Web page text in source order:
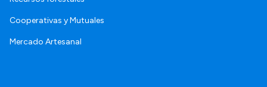
Cooperativas y Mutuales
Mercado Artesanal